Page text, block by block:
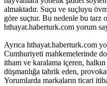
almaktadır. Suçu ve suçluyu
göre suçtur. Bu nedenle bu tarz
hthayat.haberturk.com yorum
Ayrıca hthayat.haberturk.com
Cumhuriyeti mahkemelerinde
itham ve karalama içeren,
düşmanlığa tahrik eden,
Yorumlarda markaların ticari